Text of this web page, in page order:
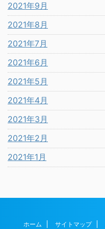
2021年9月
2021年8月
2021年7月
2021年6月
2021年5月
2021年4月
2021年3月
2021年2月
2021年1月
ホーム サイトマップ